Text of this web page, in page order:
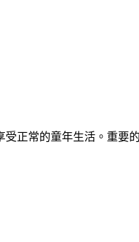
正常的童年生活。重要